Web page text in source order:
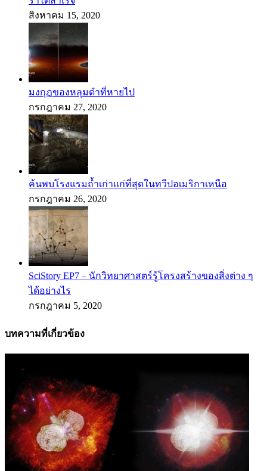
สิงหาคม 15, 2020
มงกุฎของหลุมดำที่หายไป
กรกฎาคม 27, 2020
ค้นพบโรงแรมถ้ำเก่าแก่ที่สุดในทวีปอเมริกาเหนือ
กรกฎาคม 26, 2020
SciStory EP7 – นักวิทยาศาสตร์รู้โครงสร้างของสิ่งต่าง ๆ
ได้อย่างไร
กรกฎาคม 5, 2020
บทความที่เกี่ยวข้อง